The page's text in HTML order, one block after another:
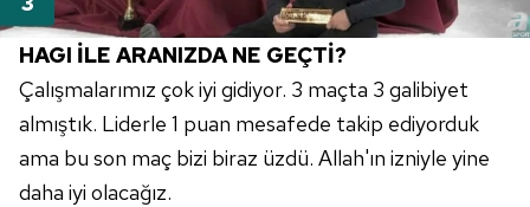
HAGI İLE ARANIZDA NE GEÇTİ?
Çalışmalarımız çok iyi gidiyor. 3 maçta 3 galibiyet
almıştık. Liderle 1 puan mesafede takip ediyorduk
ama bu son maç bizi biraz üzdü. Allah'ın izniyle yine
daha iyi olacağız.